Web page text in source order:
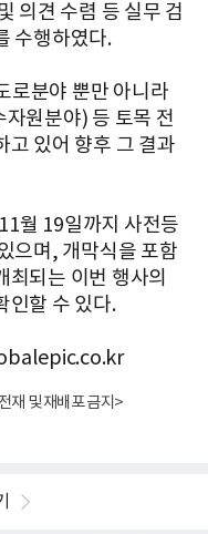
의견 수렴 등 실무 검
수행하였다.
로분야 뿐만 아니라
원분야) 등 토목 전
고 있어 향후 그 결과
월 19일까지 사전등
으며, 개막식을 포함
최되는 이번 행사의
인할 수 있다.
재 및 재배포 금지>